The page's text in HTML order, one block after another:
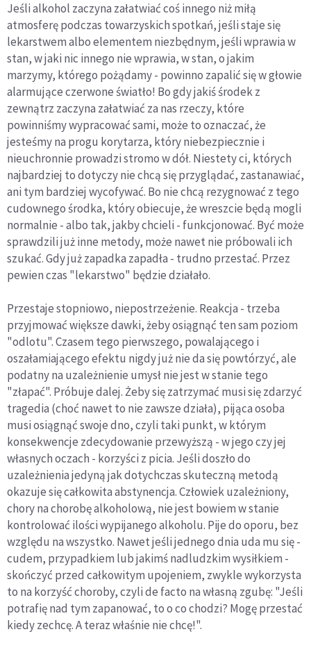
Jeśli alkohol zaczyna załatwiać coś innego niż miłą
atmosferę podczas towarzyskich spotkań, jeśli staje się
lekarstwem albo elementem niezbędnym, jeśli wprawia w
stan, w jaki nic innego nie wprawia, w stan, o jakim
marzymy, którego pożądamy - powinno zapalić się w głowie
alarmujące czerwone światło! Bo gdy jakiś środek z
zewnątrz zaczyna załatwiać za nas rzeczy, które
powinniśmy wypracować sami, może to oznaczać, że
jesteśmy na progu korytarza, który niebezpiecznie i
nieuchronnie prowadzi stromo w dół. Niestety ci, których
najbardziej to dotyczy nie chcą się przyglądać, zastanawiać,
ani tym bardziej wycofywać. Bo nie chcą rezygnować z tego
cudownego środka, który obiecuje, że wreszcie będą mogli
normalnie - albo tak, jakby chcieli - funkcjonować. Być może
sprawdzili już inne metody, może nawet nie próbowali ich
szukać. Gdy już zapadka zapadła - trudno przestać. Przez
pewien czas "lekarstwo" będzie działało.
Przestaje stopniowo, niepostrzeżenie. Reakcja - trzeba
przyjmować większe dawki, żeby osiągnąć ten sam poziom
"odlotu". Czasem tego pierwszego, powalającego i
oszałamiającego efektu nigdy już nie da się powtórzyć, ale
podatny na uzależnienie umysł nie jest w stanie tego
"złapać". Próbuje dalej. Żeby się zatrzymać musi się zdarzyć
tragedia (choć nawet to nie zawsze działa), pijąca osoba
musi osiągnąć swoje dno, czyli taki punkt, w którym
konsekwencje zdecydowanie przewyższą - w jego czy jej
własnych oczach - korzyści z picia. Jeśli doszło do
uzależnienia jedyną jak dotychczas skuteczną metodą
okazuje się całkowita abstynencja. Człowiek uzależniony,
chory na chorobę alkoholową, nie jest bowiem w stanie
kontrolować ilości wypijanego alkoholu. Pije do oporu, bez
względu na wszystko. Nawet jeśli jednego dnia uda mu się -
cudem, przypadkiem lub jakimś nadludzkim wysiłkiem -
skończyć przed całkowitym upojeniem, zwykle wykorzysta
to na korzyść choroby, czyli de facto na własną zgubę: "Jeśli
potrafię nad tym zapanować, to o co chodzi? Mogę przestać
kiedy zechcę. A teraz właśnie nie chcę!".